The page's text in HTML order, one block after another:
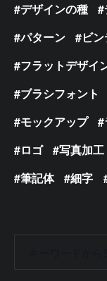
デザインの種
パターン
ビ
フラットデザイ
ブラシフォント
モックアップ
ロゴ
写真加工
筆記体
細字